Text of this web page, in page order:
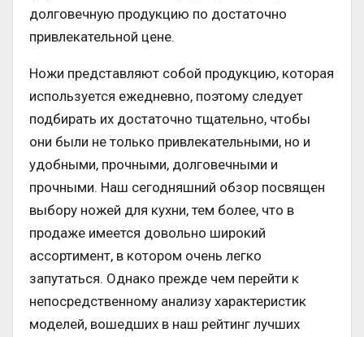
долговечную продукцию по достаточно
привлекательной цене.
Ножи представляют собой продукцию, которая
используется ежедневно, поэтому следует
подбирать их достаточно тщательно, чтобы
они были не только привлекательными, но и
удобными, прочными, долговечными и
прочными. Наш сегодняшний обзор посвящен
выбору ножей для кухни, тем более, что в
продаже имеется довольно широкий
ассортимент, в котором очень легко
запутаться. Однако прежде чем перейти к
непосредственному анализу характеристик
моделей, вошедших в наш рейтинг лучших